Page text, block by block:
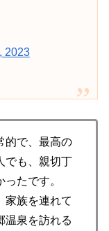
2023
的で、最高の
でも、親切丁
たです。
家族を連れて
温泉を訪れる